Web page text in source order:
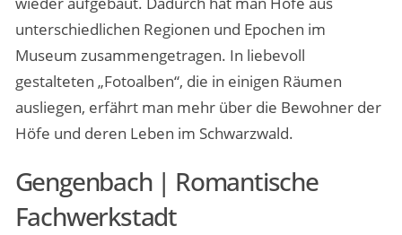
unterschiedlichen Regionen und Epochen im
Museum zusammengetragen. In liebevoll
gestalteten „Fotoalben“, die in einigen Räumen
ausliegen, erfährt man mehr über die Bewohner der
Höfe und deren Leben im Schwarzwald.
Gengenbach | Romantische
Fachwerkstadt